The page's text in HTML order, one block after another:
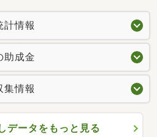
計情報
助成金
集情報
データをもっと見る